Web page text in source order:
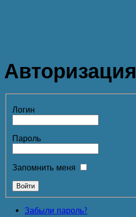
Авторизация
Логин
Пароль
Запомнить меня
Забыли пароль?